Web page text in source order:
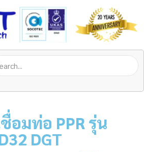
ชื่อมท่อ PPRรุ่น
DGT